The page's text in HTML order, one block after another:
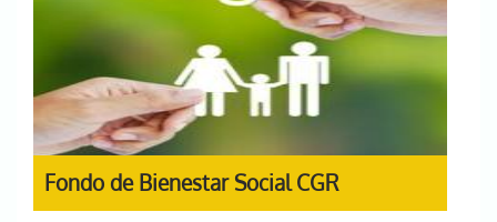
Fondo de Bienestar Social CGR